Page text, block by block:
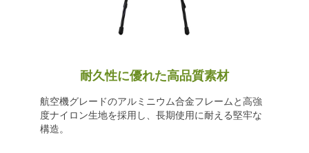
耐久性に優れた高品質素材
航空機グレードのアルミニウム合金フレームと高強
度ナイロン生地を採用し、長期使用に耐える堅牢な
構造。